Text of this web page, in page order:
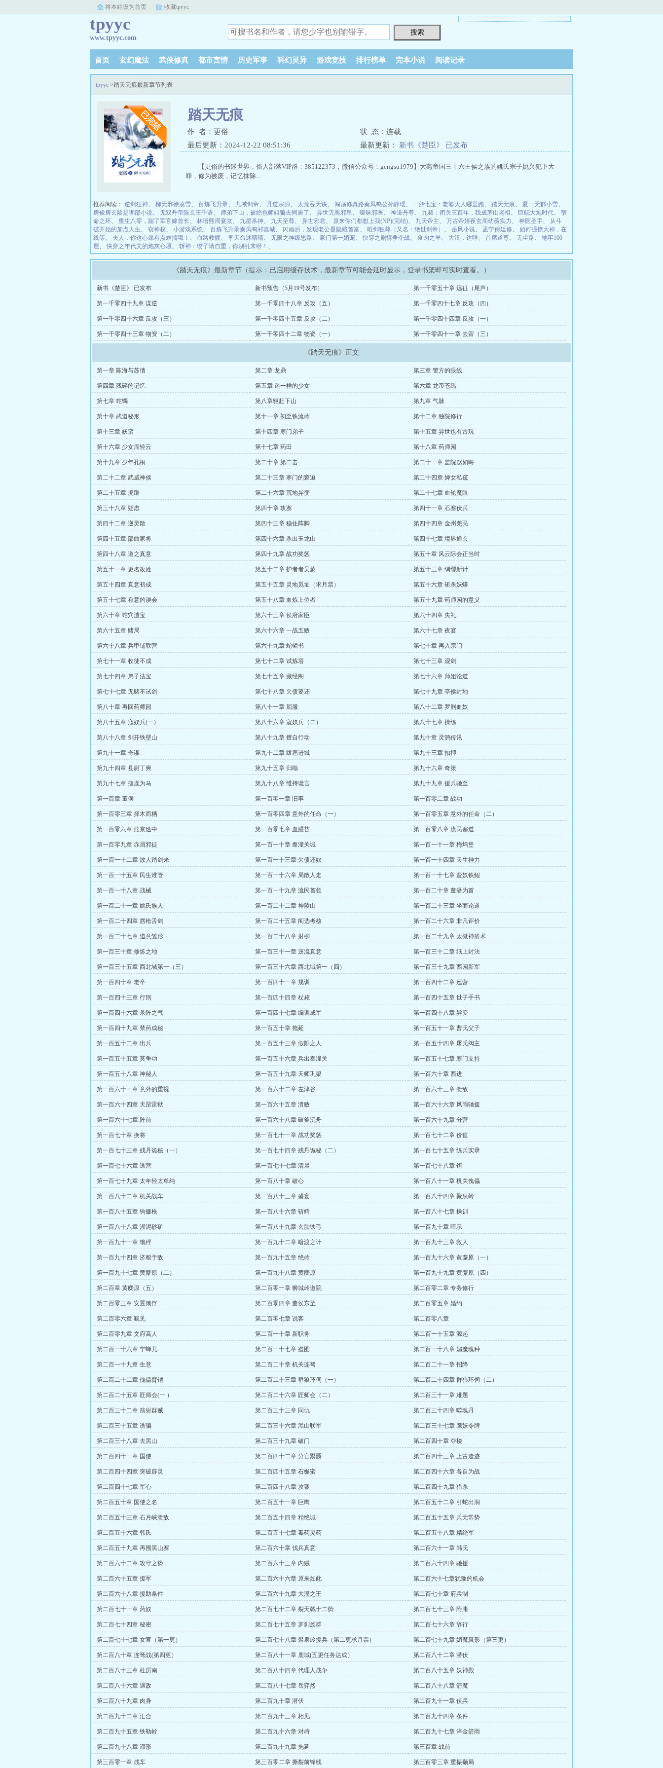
将本站设为首页 收藏tpyyc
tpyyc
www.tpyyc.com
首页 玄幻魔法 武侠修真 都市言情 历史军事 科幻灵异 游戏竞技 排行榜单 完本小说 阅读记录
tpyyc >踏天无痕最新章节列表
踏天无痕
作 者：更俗
状 态：连载
最后更新：2024-12-22 08:51:36
最新更新： 新书《楚臣》 已发布
【更俗的书迷世界，俗人部落VIP群：385122373，微信公众号：gengsu1979】大燕帝国三十六王侯之族的姚氏宗子姚兴犯下大
罪，修为被废，记忆抹除...
推荐阅读： 逆剑狂神、 柳无邪徐凌雪、 百炼飞升录、 九域剑帝、 丹道宗师、 太荒吞天诀、 闯荡修真路秦凤鸣公孙静瑶、 一胎七宝：老婆大人哪里跑、 踏天无痕、 夏一天郁小雪、
房俊房玄龄是哪部小说、 无双丹帝陈玄王千语、 师弟下山，被绝色师姐骗去同居了 、 异世无冕邪皇、 暧昧邪医、 神道丹尊、 九叔：闭关三百年，我成茅山老祖 、 巨舰大炮时代、 宿
命之环、 重生八零，踹了军官嫁首长、 林语熙周宴京、 九星杀神、 九天至尊、 异世邪君、 原来你们都想上我(NP)(完结)、 九天帝主、 万古帝婿夜玄周幼薇实力 、 神医圣手、 从斗
破开始的加点人生、 窃神权、 小游戏系统、 百炼飞升录秦凤鸣祁嘉城、 闪婚后，发现老公是隐藏首富、 唯剑独尊（又名：绝世剑帝） 、 岳风小说、 孟宁傅廷修、 如何强撩大神，在
线等、 夫人，你这心愿有点难搞哦！ 、 血路救赎、 李天命沐晴晴、 无限之神级思路、 豪门第一婚宠、 快穿之剧情争夺战、 食肉之羊、 大汉，达咩、 首席道尊、 无尘路、 地牢100
层、 快穿之年代文的炮灰心愿、 斩神：缨子请自重，你别乱来呀！ 、
《踏天无痕》最新章节（提示：已启用缓存技术，最新章节可能会延时显示，登录书架即可实时查看。）
新书《楚臣》 已发布 新书预告（5月19号发布） 第一千零五十章 远征（尾声）
第一千零四十九章 谋逆 第一千零四十八章 反攻（五） 第一千零四十七章 反攻（四）
第一千零四十六章 反攻（三） 第一千零四十五章 反攻（二） 第一千零四十四章 反攻（一）
第一千零四十三章 物资（二） 第一千零四十二章 物资（一） 第一千零四十一章 去留（三）
《踏天无痕》正文
第一章 陈海与苏倩 第二章 龙鼎 第三章 警方的眼线
第四章 残碎的记忆 第五章 迷一样的少女 第六章 龙帝苍禹
第七章 蛇镯 第八章驱赶下山 第九章 气脉
第十章 武道秘形 第十一章 初至铁流岭 第十二章 独院修行
第十三章 妖蛮 第十四章 寒门弟子 第十五章 异世也有古玩
第十六章 少女周轻云 第十七章 药田 第十八章 药师园
第十九章 少年孔桐 第二十章 第二击 第二十一章 监院赵如晦
第二十二章 武威神侯 第二十三章 寒门的窘迫 第二十四章 婢女私窥
第二十五章 虎踞 第二十六章 荒地异变 第二十七章 血轮魔眼
第三十八章 疑虑 第四十章 攻寨 第四十一章 石寨伏兵
第四十二章 逆灵散 第四十三章 稳住阵脚 第四十四章 金州羌民
第四十五章 部曲家将 第四十六章 杀出玉龙山 第四十七章 境界通玄
第四十八章 道之真意 第四十九章 战功奖惩 第五十章 风云际会正当时
第五十一章 更名改姓 第五十二章 护者者吴蒙 第五十三章 绸缪新计
第五十四章 真意初成 第五十五章 灵地觅址（求月票） 第五十六章 斩杀妖蟒
第五十七章 有意的误会 第五十八章 血炼上位者 第五十九章 药师园的意义
第六十章 蛇穴遗宝 第六十三章 侯府家臣 第六十四章 失礼
第六十五章 赌局 第六十六章 一战五败 第六十七章 夜宴
第六十八章 兵甲铺联营 第六十九章 蛇鳞书 第七十章 再入宗门
第七十一章 收徒不成 第七十二章 试炼塔 第七十三章 观剑
第七十四章 弟子法宝 第七十五章 藏经阁 第七十六章 师姐论道
第七十七章 无赌不试剑 第七十八章 欠债要还 第七十九章 亭侯封地
第八十章 再回药师园 第八十一章 屈服 第八十二章 罗刹血奴
第八十五章 寇奴兵(一） 第八十六章 寇奴兵（二） 第八十七章 操练
第八十八章 剑开铁壁山 第八十九章 擅自行动 第九十章 灵鹄传讯
第九十一章 奇谋 第九十二章 跋扈进城 第九十三章 扣押
第九十四章 县尉丁爽 第九十五章 归顺 第九十六章 奇策
第九十七章 指鹿为马 第九十八章 维持谎言 第九十九章 援兵驰至
第一百章 董侯 第一百零一章 旧事 第一百零二章 战功
第一百零三章 择木而栖 第一百零四章 意外的任命（一） 第一百零五章 意外的任命（二）
第一百零六章 燕京途中 第一百零七章 血腥苔 第一百零八章 流民塞道
第一百零九章 赤眉邪徒 第一百一十章 秦潼关城 第一百一十一章 梅坞堡
第一百一十二章 故人踏剑来 第一百一十三章 欠债还奴 第一百一十四章 天生神力
第一百一十五章 民生谁管 第一百一十六章 局散人走 第一百一十七章 蛮奴铁鲲
第一百一十八章 战械 第一百一十九章 流民首领 第一百二十章 董潘为首
第一百二十一章 姚氏族人 第一百二十二章 神陵山 第一百二十三章 坐而论道
第一百二十四章 唇枪舌剑 第一百二十五章 闱选考核 第一百二十六章 非凡评价
第一百二十七章 道意雏形 第一百二十八章 射柳 第一百二十九章 太微神箭术
第一百三十章 修炼之地 第一百三十一章 逆流真意 第一百三十二章 纸上封法
第一百三十五章 西北域第一（三） 第一百三十六章 西北域第一（四） 第一百三十九章 西园新军
第一百四十章 老卒 第一百四十一章 规训 第一百四十二章 巡营
第一百四十三章 行刑 第一百四十四章 杖毙 第一百四十五章 世子手书
第一百四十六章 杀阵之气 第一百四十七章 编训成军 第一百四十八章 异变
第一百四十九章 禁药成秘 第一百五十章 拖延 第一百五十一章 曹氏父子
第一百五十二章 出兵 第一百五十三章 假阳之人 第一百五十四章 屠氏阀主
第一百五十五章 莫争功 第一百五十六章 兵出秦潼关 第一百五十七章 寒门支持
第一百五十八章 神秘人 第一百五十九章 天师巩梁 第一百六十章 西进
第一百六十一章 意外的重视 第一百六十二章 左津谷 第一百六十三章 溃敌
第一百六十四章 天罡雷狱 第一百六十五章 溃败 第一百六十六章 风雨驰援
第一百六十七章 阵前 第一百六十八章 破釜沉舟 第一百六十九章 分营
第一百七十章 换将 第一百七十一章 战功奖惩 第一百七十二章 价值
第一百七十三章 残丹诡秘（一） 第一百七十四章 残丹诡秘（二） 第一百七十五章 练兵实录
第一百七十六章 逃营 第一百七十七章 清晨 第一百七十八章 饵
第一百七十九章 太年轻太单纯 第一百八十章 破心 第一百八十一章 机关傀儡
第一百八十二章 机关战车 第一百八十三章 盛宴 第一百八十四章 聚泉岭
第一百八十五章 钩镰枪 第一百八十六章 斩鳄 第一百八十七章 操训
第一百八十八章 湖泥砂矿 第一百八十九章 玄胎铁弓 第一百九十章 暗示
第一百九十一章 饿殍 第一百九十二章 暗渡之计 第一百九十三章 救人
第一百九十四章 济粮于敌 第一百九十五章 绝岭 第一百九十六章 黄麋原（一）
第一百九十七章 黄麋原（二） 第一百九十八章 黄麋原 第一百九十九章 黄麋原（四）
第二百章 黄麋原（五） 第二百零一章 狮城岭道院 第二百零二章 专务修行
第二百零三章 安置饿俘 第二百零四章 董侯东至 第二百零五章 婚约
第二百零六章 觐见 第二百零七章 说客 第二百零八章
第二百零九章 文府高人 第二百一十章 新职务 第二百一十五章 源起
第二百一十六章 宁蝉儿 第二百一十七章 盗图 第二百一十八章 媚魔魂种
第二百一十九章 生意 第二百二十章 机关连弩 第二百二十一章 招降
第二百二十二章 傀儡臂铠 第二百二十三章 群狼环伺（一） 第二百二十四章 群狼环伺（二）
第二百二十五章 匠师会(一 ） 第二百二十六章 匠师会（二） 第二百三十一章 难题
第二百三十二章 箭射群贼 第二百三十三章 同仇 第二百三十四章 噬魂丹
第二百三十五章 诱骗 第二百三十六章 黑山联军 第二百三十七章 鹰妖令牌
第二百三十八章 去黑山 第二百三十九章 破门 第二百四十章 夺楼
第二百四十一章 国使 第二百四十二章 分官鬻爵 第二百四十三章 上古遗迹
第二百四十四章 突破辟灵 第二百四十五章 石槲蜜 第二百四十六章 各自为战
第二百四十七章 军心 第二百四十八章 攻寨 第二百四十九章 猎杀
第二百五十章 国使之名 第二百五十一章 巨鹰 第二百五十二章 引蛇出洞
第二百五十三章 石月峡溃敌 第二百五十四章 精绝城 第二百五十五章 兵无常势
第二百五十六章 韩氏 第二百五十七章 毒药灵药 第二百五十八章 精绝军
第二百五十九章 再围黑山寨 第二百六十章 伐兵真意 第二百六十一章 韩氏
第二百六十二章 攻守之势 第二百六十三章 内贼 第二百六十四章 驰援
第二百六十五章 援军 第二百六十六章 原来如此 第二百六十七章犹豫的机会
第二百六十八章 援助条件 第二百六十九章 大漠之王 第二百七十章 府兵制
第二百七十一章 药奴 第二百七十二章 裂天戟十二势 第二百七十三章 附庸
第二百七十四章 秘密 第二百七十五章 罗刹族群 第二百七十六章 辞行
第二百七十七章 女官（第一更） 第二百七十八章 聚泉岭援兵（第二更求月票） 第二百七十九章 媚魔真形（第三更）
第二百八十章 连弩战(第四更） 第二百八十一章 鹿城(五更任务达成） 第二百八十二章 潜伏
第二百八十三章 杜厉南 第二百八十四章 代理人战争 第二百八十五章 妖神殿
第二百八十六章 遇敌 第二百八十七章 岳弈然 第二百八十八章 箭魔
第二百八十九章 肉身 第二百九十章 潜伏 第二百九十一章 伏兵
第二百九十二章 汇合 第二百九十三章 相见 第二百九十四章 条件
第二百九十五章 铁勒岭 第二百九十六章 对峙 第二百九十七章 淬金箭雨
第二百九十八章 滞形 第二百九十九章 拖延 第三百章 战前
第三百零一章 战车 第三百零二章 撕裂前锋线 第三百零三章 重振颓局